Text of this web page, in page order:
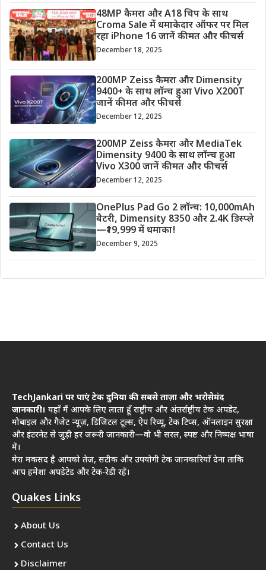
48MP कैमरा और A18 चिप के साथ
Croma Sale में धमाकेदार ऑफर पर मिल
रहा iPhone 16 जानें कीमत और फीचर्स
December 18, 2025
200MP Zeiss कैमरा और Dimensity
9400+ के साथ लॉन्च हुआ Vivo X200T
जानें कीमत और फीचर्स
December 12, 2025
200MP Zeiss कैमरा और MediaTek
Dimensity 9400 के साथ लॉन्च हुआ
Vivo X300 जानें कीमत और फीचर्स
December 12, 2025
OnePlus Pad Go 2 लॉन्च: 10,000mAh
बैटरी, Dimensity 8350 और 2.4K डिस्प्ले
—₹19,999 में धमाका!
December 9, 2025
TechJankari पर पाएं टेक दुनिया की सबसे ताज़ा और भरोसेमंद
जानकारी। यहाँ मैं आपके लिए लाता हूँ राष्ट्रीय और अंतर्राष्ट्रीय टेक अपडेट,
मोबाइल और गैजेट न्यूज़, डिजिटल टूल्स, ऐप रिव्यू, टेक टिप्स, ऑनलाइन सुरक्षा
और इंटरनेट से जुड़ी हर जरूरी जानकारी—वो भी सरल, स्पष्ट और निष्पक्ष भाषा
में।
मेरा मकसद है आपको तेज़, सटीक और उपयोगी टेक जानकारियाँ देना ताकि
आप हमेशा अपडेटेड और टेक-रेडी रहें।
Quakes Links
About Us
Contact Us
Disclaimer